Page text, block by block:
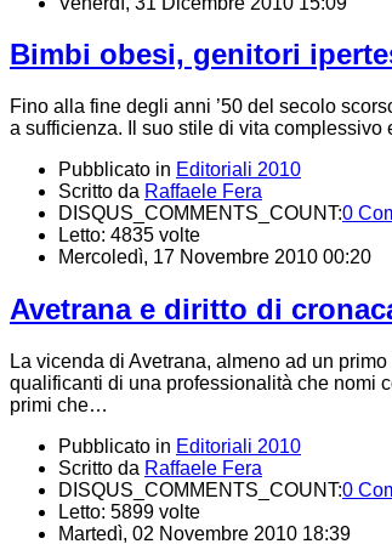
Bimbi obesi, genitori
Fino alla fine degli anni ’50 del secolo
a sufficienza. Il suo stile di vita
Pubblicato in Editoriali 2010
Scritto da Raffaele Fera
DISQUS_COMMENTS_COUNT:0
Letto: 4835 volte
Mercoledì, 17 Novembre 2010 00:20
Avetrana e diritto di
La vicenda di Avetrana, almeno ad un
qualificanti di una professionalità che nomi
primi che…
Pubblicato in Editoriali 2010
Scritto da Raffaele Fera
DISQUS_COMMENTS_COUNT:0
Letto: 5899 volte
Martedì, 02 Novembre 2010 18:39